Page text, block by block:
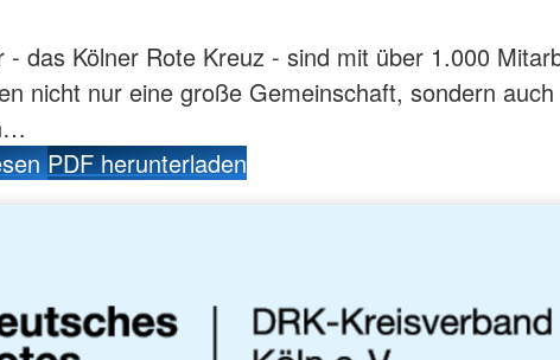
- das Kölner Rote Kreuz - sind mit über 1.000
nicht nur eine große Gemeinschaft, sondern
PDF herunterladen